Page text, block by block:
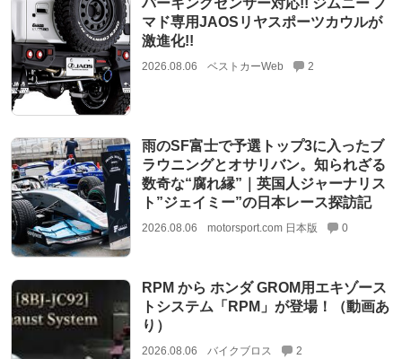
パーキングセンサー対応!! ジムニー ノ
マド専用JAOSリヤスポーツカウルが
激進化!!
2026.08.06 ベストカーWeb 2
雨のSF富士で予選トップ3に入ったブ
ラウニングとオサリバン。知られざる
数奇な“腐れ縁”｜英国人ジャーナリス
ト”ジェイミー”の日本レース探訪記
2026.08.06 motorsport.com 日本版 0
RPM から ホンダ GROM用エキゾース
トシステム「RPM」が登場！（動画あ
り）
2026.08.06 バイクブロス 2